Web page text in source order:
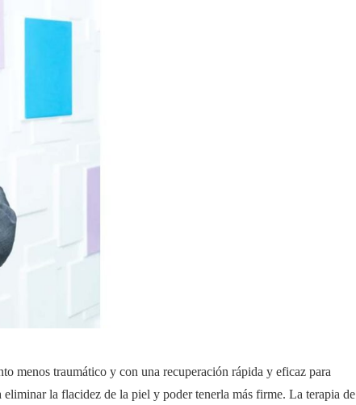
menos traumático y con una recuperación rápida y eficaz para
la flacidez de la piel y poder tenerla más firme. La terapia de